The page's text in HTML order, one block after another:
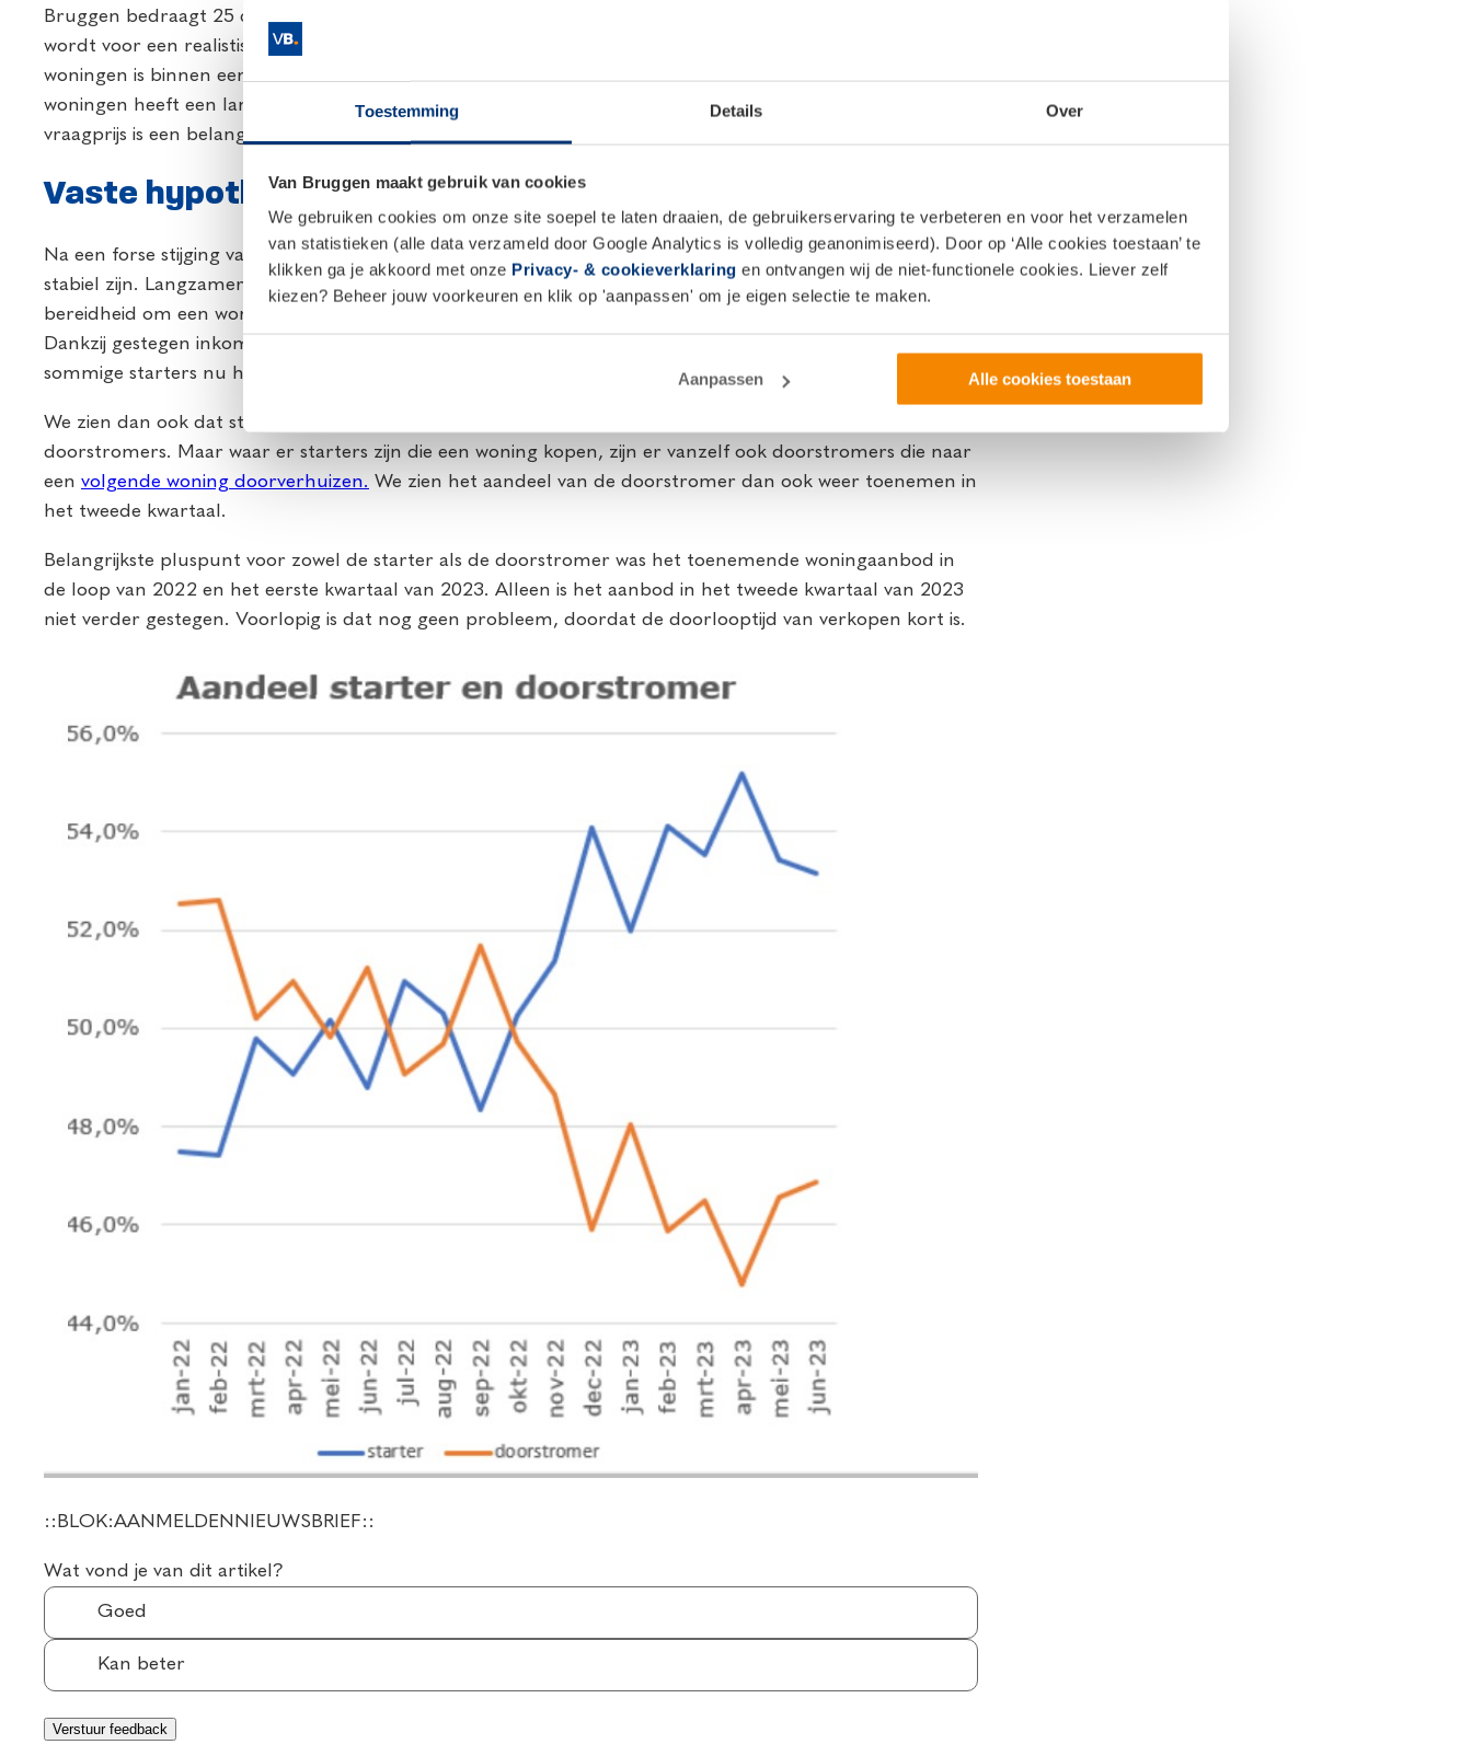
Toestemming Details Over
Van Bruggen maakt gebruik van cookies
We gebruiken cookies om onze site soepel te laten draaien, de gebruikerservaring te verbeteren en voor het verzamelen
van statistieken (alle data verzameld door Google Analytics is volledig geanonimiseerd). Door op ‘Alle cookies toestaan’ te
klikken ga je akkoord met onze Privacy- & cookieverklaring en ontvangen wij de niet-functionele cookies. Liever zelf
kiezen? Beheer jouw voorkeuren en klik op 'aanpassen' om je eigen selectie te maken.
Aanpassen Alle cookies toestaan
Bruggen bedraagt 25 dagen. Over het algemeen geldt dat als in samenspraak met de makelaar gekozen
wordt voor een realistische vraagprijs de woning dus snel verkocht kan worden. Ruim 3 op de 4 verkochte
woningen is binnen een maand verkocht. Maar het is niet alleen rozengeur en maneschijn; 1 op de 10
woningen heeft een langere doorlooptijd dan 3 maanden of is nog niet verkocht. Naast een realistische
vraagprijs is een belangrijke factor hoe energiezuinig een woning is.
Vaste hypotheekrente stabiel
Na een forse stijging van dehypotheekrente in 2022 zien we dat de vaste hypotheekrentes in 2023 heel
stabiel zijn. Langzamerhand raken consumenten gewend aan het hogere renteniveau en neemt de
bereidheid om een woning te kopen weer toe. In de eerste plaats bij een deel van de potentiële starters.
Dankzij gestegen inkomens, licht gedaalde woningprijzen en een toegenomen woningaanbod kunnen
sommige starters nu hun slag slaan.
We zien dan ook dat starters meer hypotheekaanvragen doen voor de aankoop van een woning dan
doorstromers. Maar waar er starters zijn die een woning kopen, zijn er vanzelf ook doorstromers die naar
een volgende woning doorverhuizen. We zien het aandeel van de doorstromer dan ook weer toenemen in
het tweede kwartaal.
Belangrijkste pluspunt voor zowel de starter als de doorstromer was het toenemende woningaanbod in
de loop van 2022 en het eerste kwartaal van 2023. Alleen is het aanbod in het tweede kwartaal van 2023
niet verder gestegen. Voorlopig is dat nog geen probleem, doordat de doorlooptijd van verkopen kort is.
::BLOK:AANMELDENNIEUWSBRIEF::
Wat vond je van dit artikel?
Goed
Kan beter